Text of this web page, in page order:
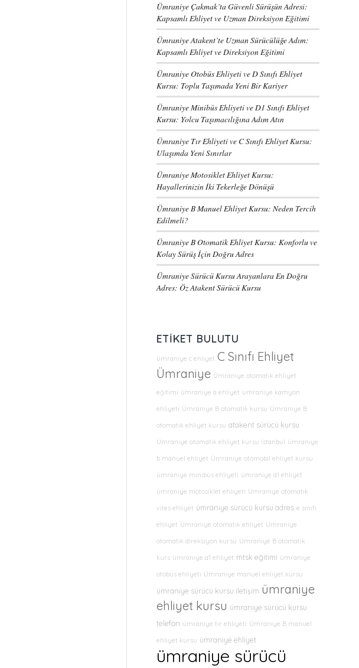
Ümraniye Çakmak’ta Güvenli Sürüşün Adresi:
Kapsamlı Ehliyet ve Uzman Direksiyon Eğitimi
Ümraniye Atakent’te Uzman Sürücülüğe Adım:
Kapsamlı Ehliyet ve Direksiyon Eğitimi
Ümraniye Otobüs Ehliyeti ve D Sınıfı Ehliyet
Kursu: Toplu Taşımada Yeni Bir Kariyer
Ümraniye Minibüs Ehliyeti ve D1 Sınıfı Ehliyet
Kursu: Yolcu Taşımacılığına Adım Atın
Ümraniye Tır Ehliyeti ve C Sınıfı Ehliyet Kursu:
Ulaşımda Yeni Sınırlar
Ümraniye Motosiklet Ehliyet Kursu:
Hayallerinizin İki Tekerleğe Dönüşü
Ümraniye B Manuel Ehliyet Kursu: Neden Tercih
Edilmeli?
Ümraniye B Otomatik Ehliyet Kursu: Konforlu ve
Kolay Sürüş İçin Doğru Adres
Ümraniye Sürücü Kursu Arayanlara En Doğru
Adres: Öz Atakent Sürücü Kursu
ETIKET BULUTU
ümraniye c ehliyet C Sınıfı Ehliyet
Ümraniye Ümraniye otomatik ehliyet
eğitimi ümraniye a ehliyet ümraniye kamyon
ehliyeti Ümraniye B otomatik kursu Ümraniye B
otomatik ehliyet kursu atakent sürücü kursu
Ümraniye otomatik ehliyet kursu İstanbul ümraniye
b manuel ehliyet Ümraniye otomobil ehliyet kursu
ümraniye minibüs ehliyeti ümraniye d1 ehliyet
ümraniye motosiklet ehliyeti Ümraniye otomatik
vites ehliyet ümraniye sürücü kursu adres e sınıfı
ehliyet Ümraniye otomatik ehliyet Ümraniye
otomatik direksiyon kursu Ümraniye B otomatik
kurs ümraniye a1 ehliyet mtsk eğitimi ümraniye
otobüs ehliyeti Ümraniye manuel ehliyet kursu
ümraniye sürücü kursu iletişim ümraniye
ehliyet kursu ümraniye sürücü kursu
telefon ümraniye tır ehliyeti Ümraniye B manuel
ehliyet kursu ümraniye ehliyet
ümraniye sürücü